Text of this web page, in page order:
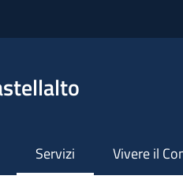
Servizi Vivere il